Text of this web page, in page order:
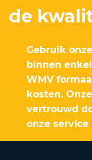
de
Gebruik
binnen
WMV
kosten.
vertrouwd
onze